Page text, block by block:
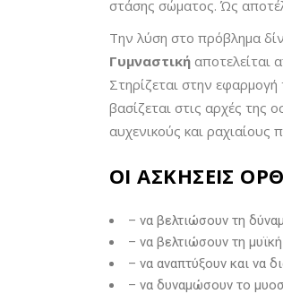
στάσης σώματος. Ώς
Την λύση στο πρόβλημα
Γυμναστική αποτελείται
Στηρίζεται στην
βασίζεται στις αρχές της
αυχενικούς και
ΟΙ ΑΣΚΉΣΕΙΣ
– να βελτιώσουν τη
– να βελτιώσουν τη
– να αναπτύξουν και να
– να δυναμώσουν το